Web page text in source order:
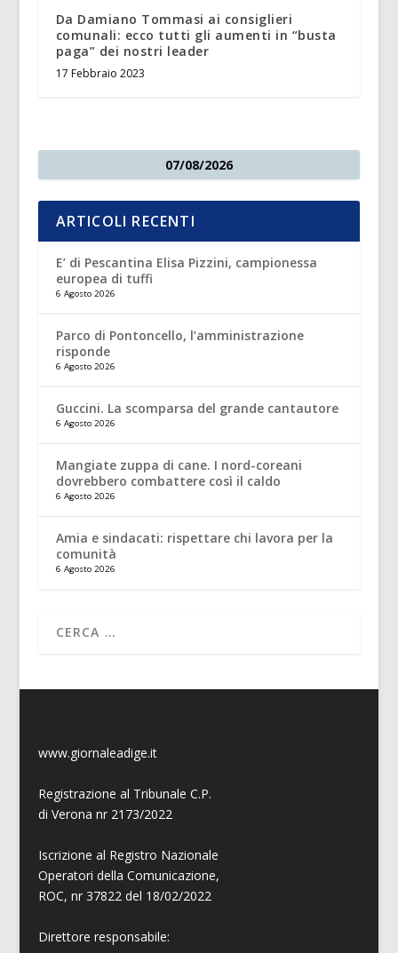
Da Damiano Tommasi ai consiglieri
comunali: ecco tutti gli aumenti in “busta
paga” dei nostri leader
17 Febbraio 2023
07/08/2026
ARTICOLI RECENTI
E’ di Pescantina Elisa Pizzini, campionessa
europea di tuffi
6 Agosto 2026
Parco di Pontoncello, l’amministrazione
risponde
6 Agosto 2026
Guccini. La scomparsa del grande cantautore
6 Agosto 2026
Mangiate zuppa di cane. I nord-coreani
dovrebbero combattere così il caldo
6 Agosto 2026
Amia e sindacati: rispettare chi lavora per la
comunità
6 Agosto 2026
www.giornaleadige.it
Registrazione al Tribunale C.P.
di Verona nr 2173/2022
Iscrizione al Registro Nazionale
Operatori della Comunicazione,
ROC, nr 37822 del 18/02/2022
Direttore responsabile: